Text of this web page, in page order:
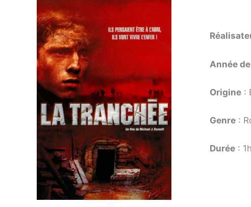
Année
Origine:
Genre:
Durée: